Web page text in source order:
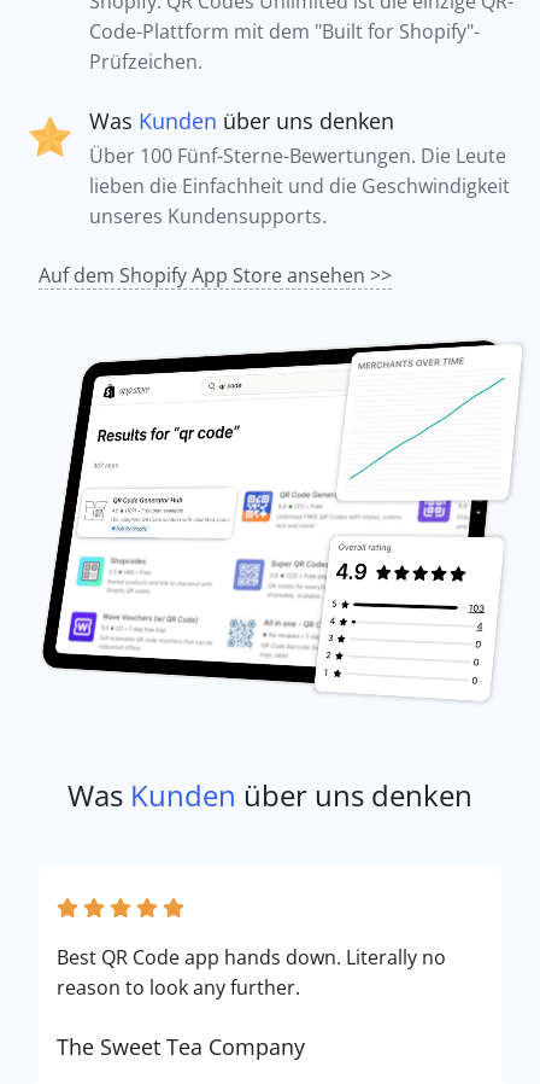
Code-Plattform mit dem "Built for Shopify"-
Prüfzeichen.
Was Kunden über uns denken
Über 100 Fünf-Sterne-Bewertungen. Die Leute
lieben die Einfachheit und die Geschwindigkeit
unseres Kundensupports.
Auf dem Shopify App Store ansehen >>
Was Kunden über uns denken
Best QR Code app hands down. Literally no
reason to look any further.
The Sweet Tea Company